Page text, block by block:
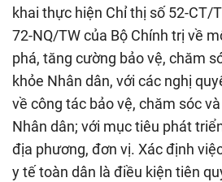
khai thực hiện Chỉ thị số 52-CT/
72-NQ/TW của Bộ Chính trị về
phá, tăng cường bảo vệ, chăm
khỏe Nhân dân, với các nghị
về công tác bảo vệ, chăm sóc
Nhân dân; với mục tiêu phát
địa phương, đơn vị. Xác định
y tế toàn dân là điều kiện tiên